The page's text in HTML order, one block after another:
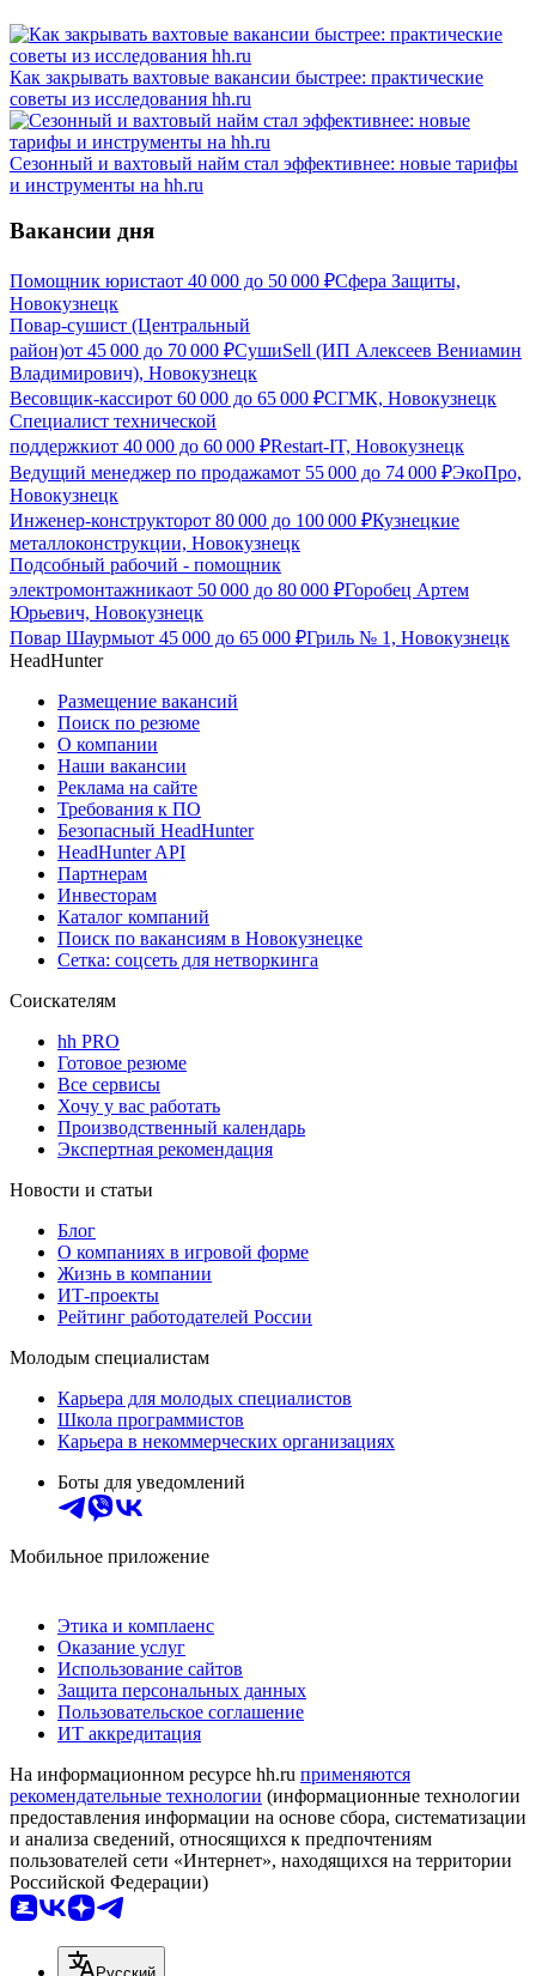
Как закрывать вахтовые вакансии быстрее: практические
советы из исследования hh.ru
Сезонный и вахтовый найм стал эффективнее: новые тарифы
и инструменты на hh.ru
Вакансии дня
Помощник юристаот 40 000 до 50 000 ₽Сфера Защиты,
Новокузнецк
Повар-сушист (Центральный
район)от 45 000 до 70 000 ₽СушиSell (ИП Алексеев Вениамин
Владимирович), Новокузнецк
Весовщик-кассирот 60 000 до 65 000 ₽СГМК, Новокузнецк
Специалист технической
поддержкиот 40 000 до 60 000 ₽Restart-IT, Новокузнецк
Ведущий менеджер по продажамот 55 000 до 74 000 ₽ЭкоПро,
Новокузнецк
Инженер-конструкторот 80 000 до 100 000 ₽Кузнецкие
металлоконструкции, Новокузнецк
Подсобный рабочий - помощник
электромонтажникаот 50 000 до 80 000 ₽Горобец Артем
Юрьевич, Новокузнецк
Повар Шаурмыот 45 000 до 65 000 ₽Гриль № 1, Новокузнецк
HeadHunter
Размещение вакансий
Поиск по резюме
О компании
Наши вакансии
Реклама на сайте
Требования к ПО
Безопасный HeadHunter
HeadHunter API
Партнерам
Инвесторам
Каталог компаний
Поиск по вакансиям в Новокузнецке
Сетка: соцсеть для нетворкинга
Соискателям
hh PRO
Готовое резюме
Все сервисы
Хочу у вас работать
Производственный календарь
Экспертная рекомендация
Новости и статьи
Блог
О компаниях в игровой форме
Жизнь в компании
ИТ-проекты
Рейтинг работодателей России
Молодым специалистам
Карьера для молодых специалистов
Школа программистов
Карьера в некоммерческих организациях
Боты для уведомлений
Мобильное приложение
Этика и комплаенс
Оказание услуг
Использование сайтов
Защита персональных данных
Пользовательское соглашение
ИТ аккредитация
На информационном ресурсе hh.ru применяются
рекомендательные технологии (информационные технологии
предоставления информации на основе сбора, систематизации
и анализа сведений, относящихся к предпочтениям
пользователей сети «Интернет», находящихся на территории
Российской Федерации)